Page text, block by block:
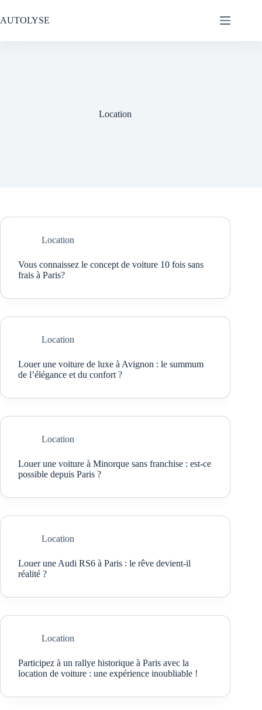
au
contenu
AUTOLYSE
Location
Location
Vous connaissez le concept de voiture 10 fois sans
frais à Paris?
Location
Louer une voiture de luxe à Avignon : le summum
de l’élégance et du confort ?
Location
Louer une voiture à Minorque sans franchise : est-ce
possible depuis Paris ?
Location
Louer une Audi RS6 à Paris : le rêve devient-il
réalité ?
Location
Participez à un rallye historique à Paris avec la
location de voiture : une expérience inoubliable !